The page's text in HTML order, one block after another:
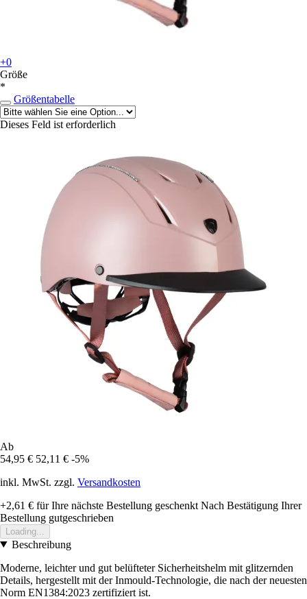
+0
Größe
*
Größentabelle
Dieses Feld ist erforderlich
Ab
54,95 € 52,11 € -5%
inkl. MwSt. zzgl. Versandkosten
+2,61 € für Ihre nächste Bestellung geschenkt Nach Bestätigung Ihrer
Bestellung gutgeschrieben
Loading...
Beschreibung
Moderne, leichter und gut belüfteter Sicherheitshelm mit glitzernden
Details, hergestellt mit der Inmould-Technologie, die nach der neuesten
Norm EN1384:2023 zertifiziert ist.